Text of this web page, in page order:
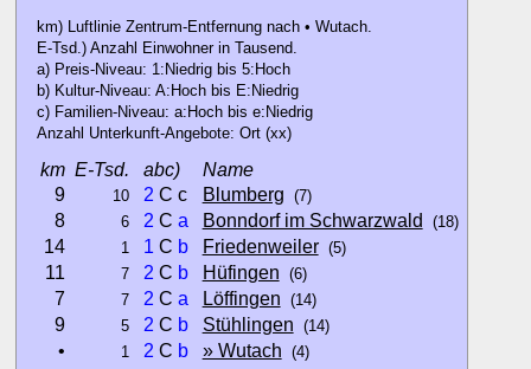
km) Luftlinie Zentrum-Entfernung nach • Wutach.
E-Tsd.) Anzahl Einwohner in Tausend.
a) Preis-Niveau: 1:Niedrig bis 5:Hoch
b) Kultur-Niveau: A:Hoch bis E:Niedrig
c) Familien-Niveau: a:Hoch bis e:Niedrig
Anzahl Unterkunft-Angebote: Ort (xx)
km E-Tsd. abc)
Name
9
10 2 C c Blumberg (7)
8 6 2 C a Bonndorf im Schwarzwald (18)
14 1 1 C b Friedenweiler (5)
11 7 2 C b Hüfingen (6)
7 7 2 C a Löffingen (14)
9 5 2 C b Stühlingen (14)
• 1 2 C b » Wutach (4)